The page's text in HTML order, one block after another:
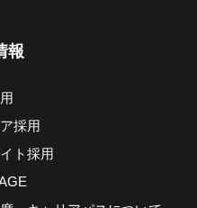
報
採用
ト採用